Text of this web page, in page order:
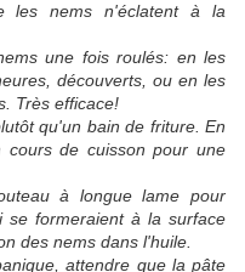
les nems n'éclatent à la
une fois roulés: en les
découverts, ou en les
Très efficace!
qu'un bain de friture. En
de cuisson pour une
à longue lame pour
se formeraient à la surface
des nems dans l'huile.
attendre que la pâte